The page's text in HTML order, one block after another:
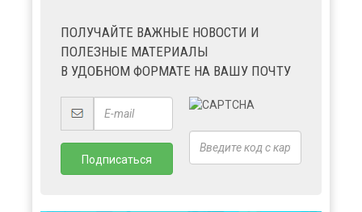
ПОЛУЧАЙТЕ ВАЖНЫЕ НОВОСТИ И
ПОЛЕЗНЫЕ МАТЕРИАЛЫ
В УДОБНОМ ФОРМАТЕ НА ВАШУ ПОЧТУ